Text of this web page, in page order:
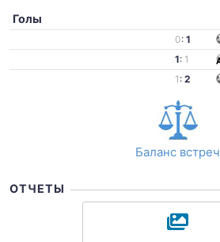
Голы
0: 1
1: 1
1 : 2
Баланс встреч
ОТЧЕТЫ